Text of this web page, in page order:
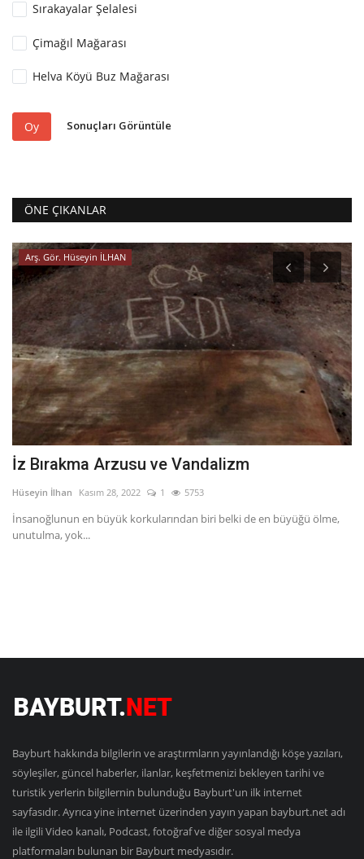
Sırakayalar Şelalesi
Çimağıl Mağarası
Helva Köyü Buz Mağarası
Oy Sonuçları Görüntüle
ÖNE ÇIKANLAR
Arş. Gör. Hüseyin İLHAN
İz Bırakma Arzusu ve Vandalizm
Hüseyin İlhan Kasım 28, 2022 1 5753
İnsanoğlunun en büyük korkularından biri belki de en büyüğü ölme,
unutulma, yok...
Bayburt hakkında bilgilerin ve araştırmların yayınlandığı köşe yazıları,
söyleşiler, güncel haberler, ilanlar, keşfetmenizi bekleyen tarihi ve
turistik yerlerin bilgilernin bulunduğu Bayburt'un ilk internet
sayfasıdır. Ayrıca yine internet üzerinden yayın yapan bayburt.net adı
ile ilgili Video kanalı, Podcast, fotoğraf ve diğer sosyal medya
platformaları bulunan bir Bayburt medyasıdır.